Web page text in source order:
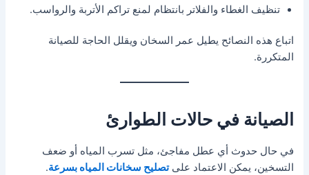
تنظيف الغطاء والفلاتر بانتظام لمنع تراكم الأتربة والرواسب.
اتباع هذه النصائح يطيل عمر السخان ويقلل الحاجة للصيانة
المتكررة.
الصيانة في حالات الطوارئ
في حال حدوث أي عطل مفاجئ، مثل تسرب المياه أو ضعف
التسخين، يمكن الاعتماد علىتصليح سخانات المياه بسرعة.